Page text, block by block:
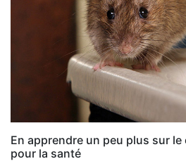
En apprendre un peu plus sur
pour la santé